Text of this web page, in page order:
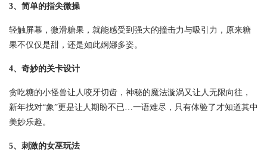
3、简单的指尖微操
轻触屏幕，微滑糖果，就能感受到强大的撞击力与吸引力，原来糖
果不仅仅是甜，还是如此婀娜多姿。
4、奇妙的关卡设计
贪吃糖的小怪兽让人咬牙切齿，神秘的魔法漩涡又让人无限向往，
新年找对“象”更是让人期盼不已…一语难尽，只有体验了才知道其中
美妙乐趣。
5、刺激的女巫玩法